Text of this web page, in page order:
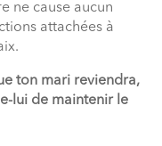
ne cause aucun
attachées à
ton mari reviendra,
lui de maintenir le